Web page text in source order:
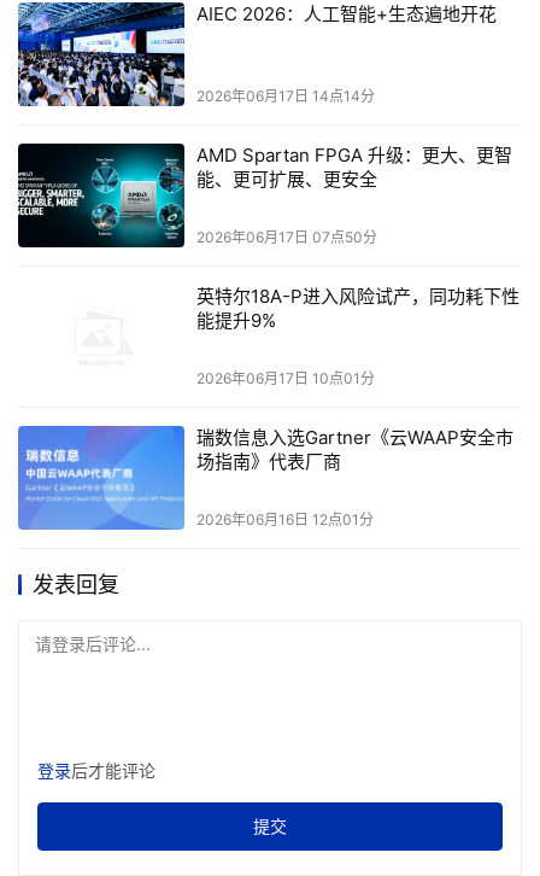
理解数据，将数据转化为决策，真正解决了事实呈现、规则
执行和闭环管理的核心问题。
行力，彰显数字化建设作为一把手工程的深刻含义。
成效显著：AI转型见实效
性变革。此前，5个生产基地的管理高度依赖管理人员现场
难以统一。而系统化管理的实施，让所有工厂实现了统一规
营效率得到显著提升。
在AI大模型的支撑下，曼森集团已开发出多项智能化管理应
业。人员效率也得到大幅提升，整体生产效率也实现了稳步
系统即可实时查看整个生产、财务、采购、物流等全维度数
杜国亚反复强调，SAP首先是一个智慧大脑，必须先将规
则、标准统一梳理好，才能在此基础上构建AI模型；AI确实
AIEC 2026：人工智能+生态遍地开花
2026年06月17日 14点14分
AMD Spartan FPGA 升级：更大、更智
能、更可扩展、更安全
2026年06月17日 07点50分
英特尔18A-P进入风险试产，同功耗下性
能提升9%
2026年06月17日 10点01分
瑞数信息入选Gartner《云WAAP安全市
场指南》代表厂商
2026年06月16日 12点01分
发表回复
请登录后评论...
登录后才能评论
提交